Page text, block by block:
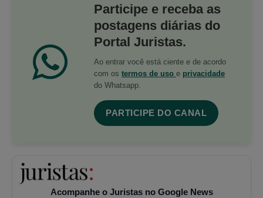
Participe e receba as
postagens diárias do
Portal Juristas.
Ao entrar você está ciente e de acordo
com os termos de uso e privacidade
do Whatsapp.
PARTICIPE DO CANAL
Acompanhe o Juristas no Google News